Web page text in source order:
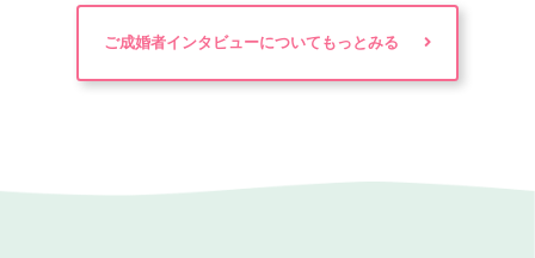
ご成婚者インタビューについてもっとみる